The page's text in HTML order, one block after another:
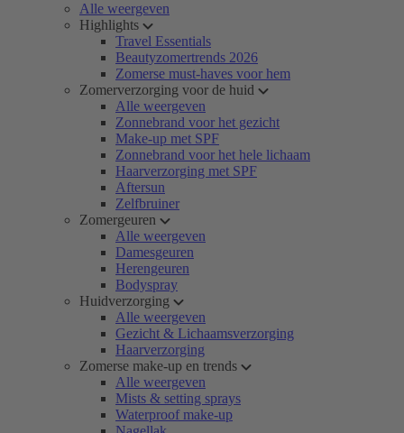
Alle weergeven
Highlights
Travel Essentials
Beautyzomertrends 2026
Zomerse must-haves voor hem
Zomerverzorging voor de huid
Alle weergeven
Zonnebrand voor het gezicht
Make-up met SPF
Zonnebrand voor het hele lichaam
Haarverzorging met SPF
Aftersun
Zelfbruiner
Zomergeuren
Alle weergeven
Damesgeuren
Herengeuren
Bodyspray
Huidverzorging
Alle weergeven
Gezicht & Lichaamsverzorging
Haarverzorging
Zomerse make-up en trends
Alle weergeven
Mists & setting sprays
Waterproof make-up